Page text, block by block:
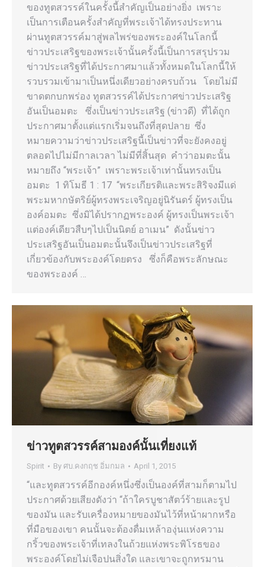
ของทูตสวรรค์ในครั้งนี้สำคัญเป็นอย่างยิ่ง เพราะ
เป็นการเตือนครั้งสำคัญที่พระเจ้าได้ทรงประทาน
ผ่านทูตสวรรค์มาสู่พลไพร่ของพระองค์ในโลกนี้
ข่าวประเสริฐของพระเจ้านั้นครั้งนี้เป็นการสรุปรวม
ข่าวประเสริฐที่ได้ประกาศมาแล้วทั้งหมดในโลกนี้ให้
รวบรวมเข้ามาเป็นหนึ่งเดียวอย่างครบถ้วน โดยไม่มี
ขาดตกบกพร่อง ทูตสวรรค์ได้ประกาศข่าวประเสริฐ
อันเป็นอมตะ ซึ่งเป็นข่าวประเสริฐ (ข่าวดี) ที่ได้ถูก
ประกาศมาตั้งแต่แรกเริ่มจนถึงที่สุดปลาย ซึ่ง
หมายความว่าข่าวประเสริฐนี้เป็นข่าวที่จะยังคงอยู่
ตลอดไปไม่มีกาลเวลา ไม่มีที่สิ้นสุด คำว่าอมตะนั้น
หมายถึง “พระเจ้า” เพราะพระเจ้าเท่านั้นทรงเป็น
อมตะ 1 ทิโมธี 1 : 17 “พระเกียรติและพระสิริจงมีแด่
พระมหากษัตริย์ผู้ทรงพระเจริญอยู่นิรันดร์ ผู้ทรงเป็น
องค์อมตะ ซึ่งมิได้ปรากฏพระองค์ ผู้ทรงเป็นพระเจ้า
แต่องค์เดียวสืบๆไปเป็นนิตย์ อาเมน” ดังนั้นข่าว
ประเสริฐอันเป็นอมตะนั้นจึงเป็นข่าวประเสริฐที่
เกี่ยวข้องกับพระองค์โดยตรง ซึ่งก็คือพระลักษณะ
ของพระองค์ …
ข่าวทูตสวรรค์สามองค์นั้นเที่ยงแท้
Spirit By ศบ.คงกฤช อิ่มกมล April 1, 2015
“และทูตสวรรค์อีกองค์หนึ่งซึ่งเป็นองค์ที่สามก็ตามไป
ประกาศด้วยเสียงดังว่า “ถ้าใครบูชาสัตว์ร้ายและรูป
ของมัน และรับเครื่องหมายของมันไว้ที่หน้าผากหรือ
ที่มือของเขา คนนั้นจะต้องดื่มเหล้าองุ่นแห่งความ
กริ้วของพระเจ้าที่เทลงในถ้วยแห่งพระพิโรธของ
พระองค์โดยไม่เจือปนสิ่งใด และเขาจะถูกทรมาน